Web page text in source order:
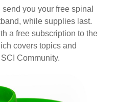
you your free spinal
while supplies last.
a free subscription to the
covers topics and
Community.